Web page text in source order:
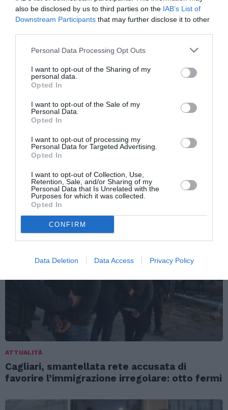
also be disclosed by us to third parties on the IAB’s List of
Downstream Participants that may further disclose it to other
Personal Data Processing Opt Outs
I want to opt-out of the Sharing of my
personal data.
Opted In
I want to opt-out of the Sale of my
Personal Data.
Opted In
I want to opt-out of processing my
Personal Data for Targeted Advertising.
Opted In
I want to opt-out of Collection, Use,
Retention, Sale, and/or Sharing of my
Personal Data that Is Unrelated with the
Purposes for which it was collected.
Opted In
CONFIRM
Data Deletion Data Access Privacy Policy
Il ministro si è detto anche contrario alla
costruzione di moschee in Italia perche’
delle comunita’ musulmane in Italia”.
Articolo precedente
Il Veneto accrediterà enti per gestire
rapporto tra badanti e famiglie
Regolarizzazione, al via l’esame al Senato
del dl anticrisi
TI POTREBBERO INTERESSARE
ANCHE:
ATTUALITÀ
Cagliari, smantellata rete accusata di
favorire l’immigrazione irregolare: otto fermi